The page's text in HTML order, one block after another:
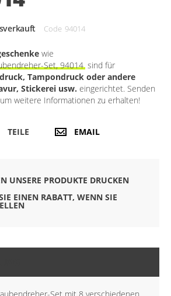
Code 94014
wie
Set, 94014 sind für
Tampondruck oder andere
Stickerei usw. eingerichtet. Senden
weitere Informationen zu erhalten!
TEILE EMAIL
UNSERE PRODUKTE DRUCKEN
EINEN RABATT, WENN SIE